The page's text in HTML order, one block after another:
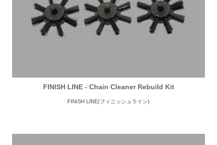
FINISH LINE - Chain Cleaner Rebuild Kit
FINISH LINE(フィニッシュライン)